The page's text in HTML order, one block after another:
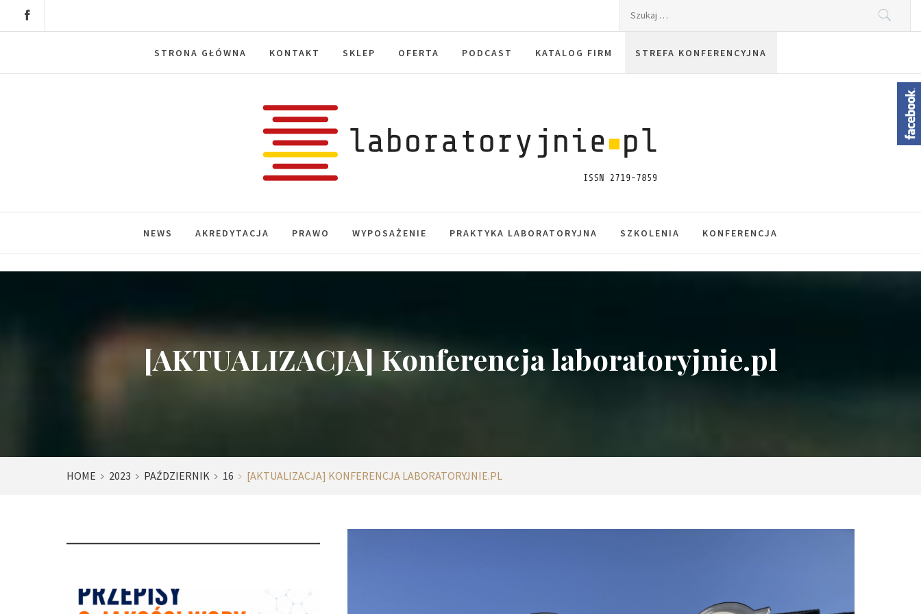
STRONA GŁÓWNA KONTAKT SKLEP OFERTA PODCAST KATALOG FIRM STREFA KONFERENCYJNA
Laboratoryjnie.pl
NEWS AKREDYTACJA PRAWO WYPOSAŻENIE PRAKTYKA LABORATORYJNA SZKOLENIA KONFERENCJA
[AKTUALIZACJA] Konferencja laboratoryjnie.pl
HOME 2023 PAŹDZIERNIK 16 [AKTUALIZACJA] KONFERENCJA LABORATORYJNIE.PL